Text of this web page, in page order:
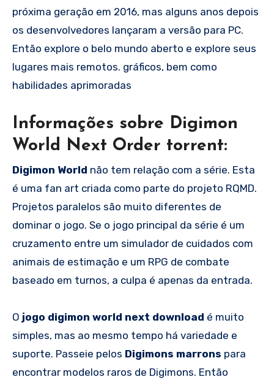
próxima geração em 2016, mas alguns anos depois
os desenvolvedores lançaram a versão para PC.
Então explore o belo mundo aberto e explore seus
lugares mais remotos. gráficos, bem como
habilidades aprimoradas
Informações sobre Digimon
World Next Order torrent:
Digimon World não tem relação com a série. Esta
é uma fan art criada como parte do projeto RQMD.
Projetos paralelos são muito diferentes de
dominar o jogo. Se o jogo principal da série é um
cruzamento entre um simulador de cuidados com
animais de estimação e um RPG de combate
baseado em turnos, a culpa é apenas da entrada.
O jogo digimon world next download é muito
simples, mas ao mesmo tempo há variedade e
suporte. Passeie pelos Digimons marrons para
encontrar modelos raros de Digimons. Então